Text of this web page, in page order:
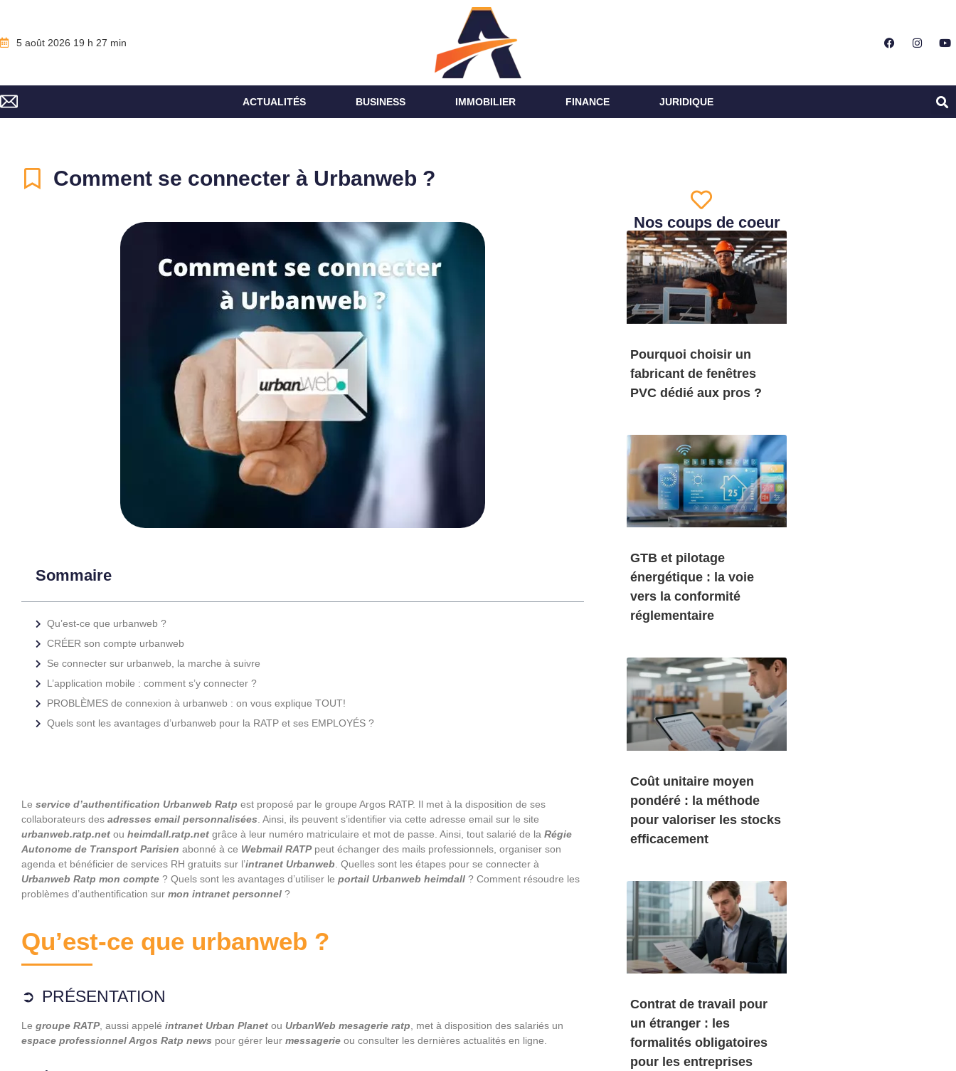
5 août 2026 19 h 27 min
ACTUALITÉS BUSINESS IMMOBILIER FINANCE JURIDIQUE
Comment se connecter à Urbanweb ?
Sommaire
Qu’est-ce que urbanweb ?
CRÉER son compte urbanweb
Se connecter sur urbanweb, la marche à suivre
L’application mobile : comment s’y connecter ?
PROBLÈMES de connexion à urbanweb : on vous explique TOUT!
Quels sont les avantages d’urbanweb pour la RATP et ses EMPLOYÉS ?
Le service d’authentification Urbanweb Ratp est proposé par le groupe Argos RATP. Il met à la disposition de ses
collaborateurs des adresses email personnalisées . Ainsi, ils peuvent s’identifier via cette adresse email sur le site
urbanweb.ratp.net ou heimdall.ratp.net grâce à leur numéro matriculaire et mot de passe. Ainsi, tout salarié de la Régie
Autonome de Transport Parisien abonné à ce Webmail RATPpeut échanger des mails professionnels, organiser son
agenda et bénéficier de services RH gratuits sur l’intranet Urbanweb . Quelles sont les étapes pour se connecter à
Urbanweb Ratp mon compte ? Quels sont les avantages d’utiliser le portail Urbanweb heimdall ? Comment résoudre les
problèmes d’authentification sur mon intranet personnel ?
Qu’est-ce que urbanweb ?
PRÉSENTATION
Le groupe RATP, aussi appelé intranet Urban Planet ou UrbanWeb mesagerie ratp , met à disposition des salariés un
espace professionnel Argos Ratp news pour gérer leur messagerie ou consulter les dernières actualités en ligne.
Nos coups de coeur
Pourquoi choisir un
fabricant de fenêtres
PVC dédié aux pros ?
GTB et pilotage
énergétique : la voie
vers la conformité
réglementaire
Coût unitaire moyen
pondéré : la méthode
pour valoriser les stocks
efficacement
Contrat de travail pour
un étranger : les
formalités obligatoires
pour les entreprises